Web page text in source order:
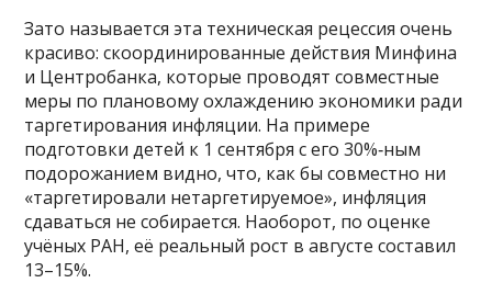
Зато называется эта техническая рецессия очень
красиво: скоординированные действия Минфина
и Центробанка, которые проводят совместные
меры по плановому охлаждению экономики ради
таргетирования инфляции. На примере
подготовки детей к 1 сентября с его 30%‑ным
подорожанием видно, что, как бы совместно ни
«таргетировали нетаргетируемое», инфляция
сдаваться не собирается. Наоборот, по оценке
учёных РАН, её реальный рост в августе составил
13–15%.